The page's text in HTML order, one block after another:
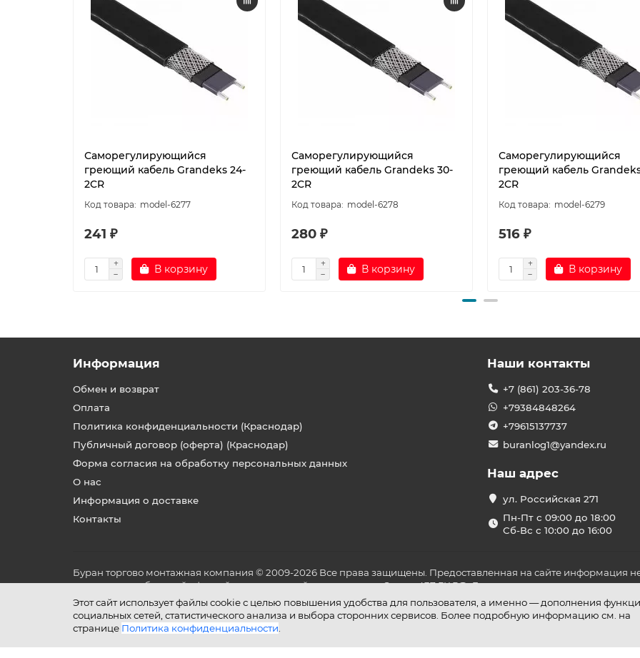
Саморегулирующийся
греющий кабель Grandeks 24-
2CR
model-6277
241 ₽
В корзину
Саморегулирующийся
греющий кабель Grandeks 30-
2CR
model-6278
280 ₽
В корзину
Саморегулирующийся
греющий кабель
2CR
model-6279
516 ₽
В корзину
Этот сайт использует файлы cookie с целью повышения удобства для пользователя, а именно — дополнения
социальных сетей, статистического анализа и выбора сторонних сервисов. Более подробную информацию см. на
странице Политика конфиденциальности
Информация
Обмен и возврат
Оплата
Политика конфиденциальности (Краснодар)
Публичный договор (оферта) (Краснодар)
Форма согласия на обработку персональных данных
О нас
Информация о доставке
Контакты
Наши контакты
+7 (861) 203-36-78
+79384848264
+79615137737
buranlog1@yandex.ru
Наш адрес
ул. Российская 271
Пн-Пт с 09:00 до 18:00
Сб-Вс с 10:00 до 16:00
Буран торгово монтажная компания © 2009-2026 Все права защищены. Предоставленная на сайте информация
не является публичной офертой, определяемой положениями Статьи 437 ГК РФ. До оплаты товара удостоверьтесь
и условиях его эксплуатации.